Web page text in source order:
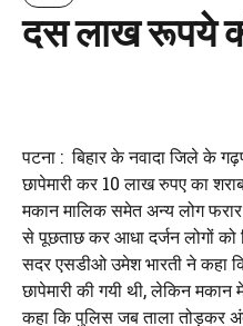
दस लाख रूपये
पटना : बिहार के नवादा जिले के
छापेमारी कर 10 लाख रुपए का
मकान मालिक समेत अन्य लोग
से पूछताछ कर आधा दर्जन लोगों
सदर एसडीओ उमेश भारती ने कहा
छापेमारी की गयी थी, लेकिन
कहा कि पुलिस जब ताला तोड़कर